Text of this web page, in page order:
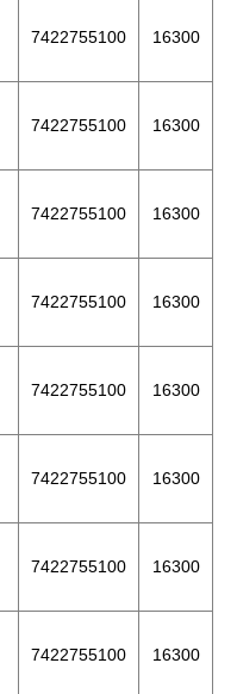
7422755100 16300
7422755100 16300
7422755100 16300
7422755100 16300
7422755100 16300
7422755100 16300
7422755100 16300
7422755100 16300